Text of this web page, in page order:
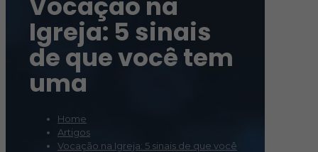
Igreja: 5 sinais
de que você tem
uma
Home
Artigos
Vocação na Igreja: 5 sinais de que você